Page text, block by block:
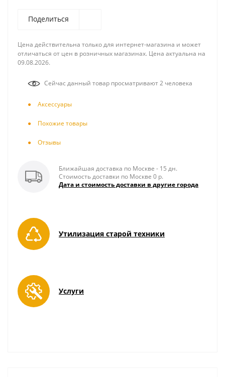
Поделиться
Цена действительна только для интернет-магазина и может
отличаться от цен в розничных магазинах. Цена актуальна на
09.08.2026.
Сейчас данный товар просматривают 2 человека
Аксесcуары
Похожие товары
Отзывы
Ближайшая доставка по Москве - 15 дн.
Стоимость доставки по Москве 0 р.
Дата и стоимость доставки в другие города
Утилизация старой техники
Услуги